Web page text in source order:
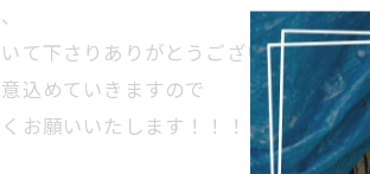
て下さりありがとうございました！！
込めていきますので
お願いいたします！！！！！